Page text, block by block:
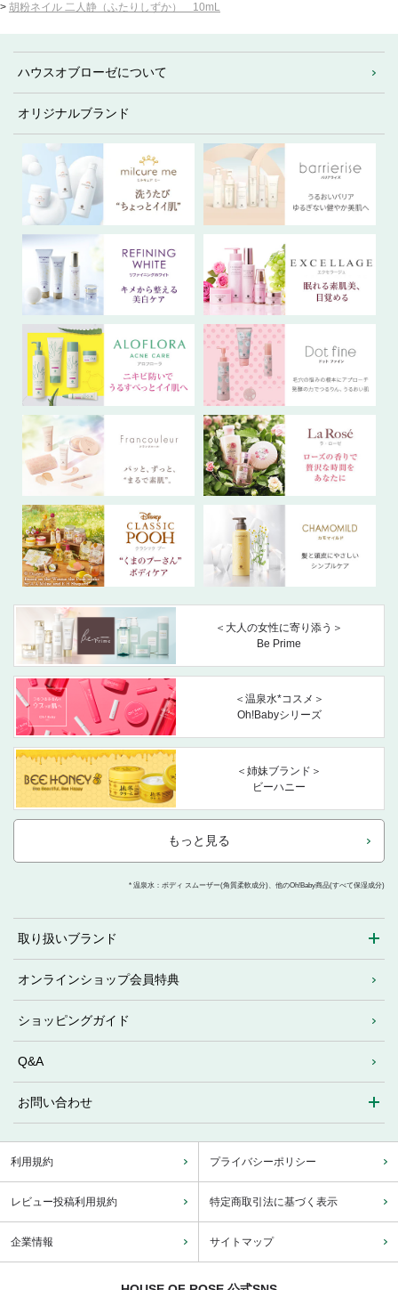
> 胡粉ネイル 二人静（ふたりしずか） 10mL
ハウスオブローゼについて
オリジナルブランド
＜大人の女性に寄り添う＞
Be Prime
＜温泉水*コスメ＞
Oh!Babyシリーズ
＜姉妹ブランド＞
ビーハニー
もっと見る
* 温泉水：ボディ スムーザー(角質柔軟成分)、他のOh!Baby商品(すべて保湿成分)
取り扱いブランド
オンラインショップ会員特典
ショッピングガイド
Q&A
お問い合わせ
利用規約 プライバシーポリシー
レビュー投稿利用規約 特定商取引法に基づく表示
企業情報 サイトマップ